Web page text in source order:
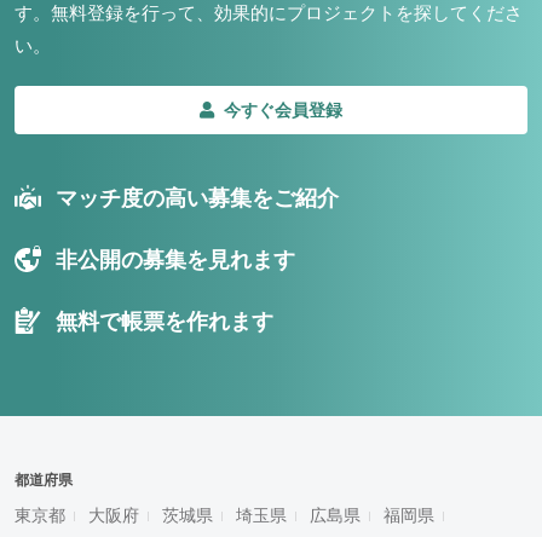
す。 無料登録を行って、効果的にプロジェクトを探してくださ
い。
今すぐ会員登録
マッチ度の高い募集をご紹介
非公開の募集を見れます
無料で帳票を作れます
都道府県
東京都 大阪府 茨城県 埼玉県 広島県 福岡県